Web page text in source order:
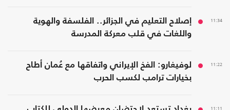
11:34
إصلاح التعليم في الجزائر.. الفلسفة والهوية
واللغات في قلب معركة المدرسة
11:22
لوفيغارو: الفخ الإيراني واتفاقها مع عُمان أطاح
بخيارات ترامب لكسب الحرب